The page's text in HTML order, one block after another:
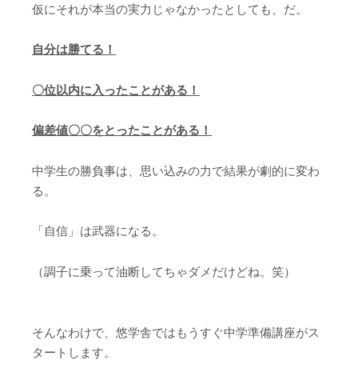
仮にそれが本当の実力じゃなかったとしても、だ。
自分は勝てる！
〇位以内に入ったことがある！
偏差値〇〇をとったことがある！
中学生の勝負事は、思い込みの力で結果が劇的に変わ
る。
「自信」は武器になる。
（調子に乗って油断してちゃダメだけどね。笑）
そんなわけで、悠学舎ではもうすぐ中学準備講座がス
タートします。